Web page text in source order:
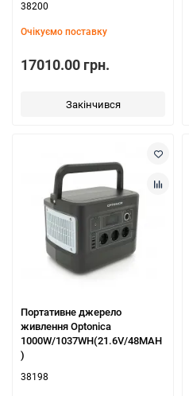
38200
Очікуємо поставку
17010.00 грн.
Закінчився
Портативне джерело
живлення Optonica
1000W/1037WH(21.6V/48MAH
)
38198